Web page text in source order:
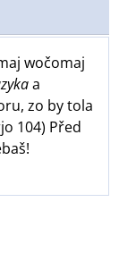
wočomaj
a
zo by tola
104) Před